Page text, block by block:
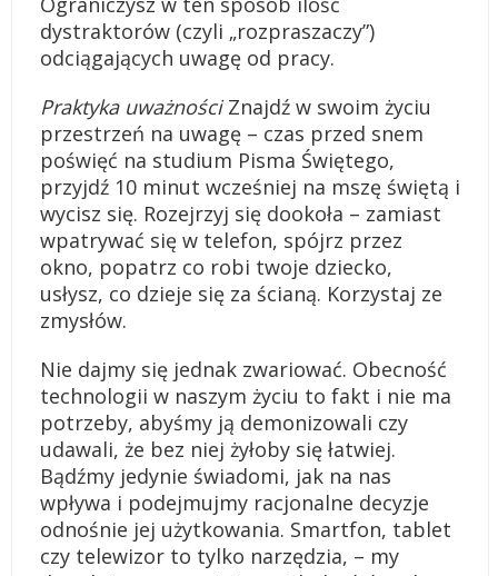
dystraktorów (czyli „rozpraszaczy”)
odciągających uwagę od pracy.
Praktyka uważnościZnajdź w swoim życiu
przestrzeń na uwagę – czas przed snem
poświęć na studium Pisma Świętego,
przyjdź 10 minut wcześniej na mszę świętą i
wycisz się. Rozejrzyj się dookoła – zamiast
wpatrywać się w telefon, spójrz przez
okno, popatrz co robi twoje dziecko,
usłysz, co dzieje się za ścianą. Korzystaj ze
zmysłów.
Nie dajmy się jednak zwariować. Obecność
technologii w naszym życiu to fakt i nie ma
potrzeby, abyśmy ją demonizowali czy
udawali, że bez niej żyłoby się łatwiej.
Bądźmy jedynie świadomi, jak na nas
wpływa i podejmujmy racjonalne decyzje
odnośnie jej użytkowania. Smartfon, tablet
czy telewizor to tylko narzędzia, – my